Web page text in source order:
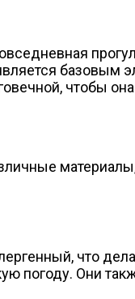
базовым
чтобы
что
погоду. Они